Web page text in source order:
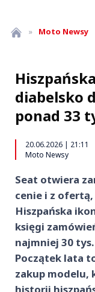
» Moto Newsy
diabelsko
ponad 33
20.06.2026 | 21:11
Moto Newsy
Seat otwiera
cenie i z
Hiszpańska
księgi
najmniej 30
Początek lata
zakup modelu,